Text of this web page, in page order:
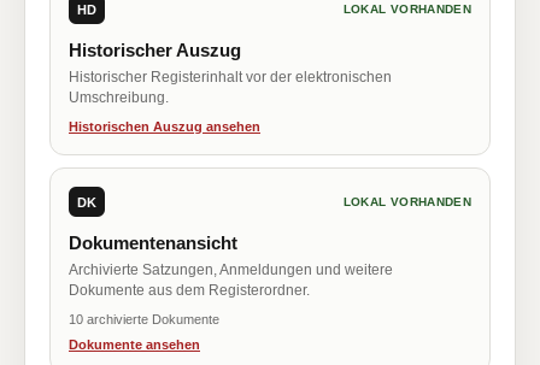
HD LOKAL VORHANDEN
Historischer Auszug
Historischer Registerinhalt vor der elektronischen
Umschreibung.
Historischen Auszug ansehen
DK LOKAL VORHANDEN
Dokumentenansicht
Archivierte Satzungen, Anmeldungen und weitere
Dokumente aus dem Registerordner.
10 archivierte Dokumente
Dokumente ansehen